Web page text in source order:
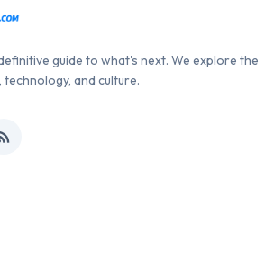
guide to what's next. We explore the
and culture.